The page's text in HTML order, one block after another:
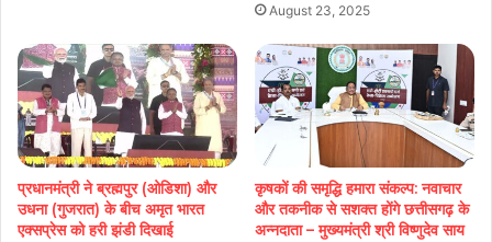
August 23, 2025
प्रधानमंत्री ने ब्रह्मपुर (ओडिशा) और
उधना (गुजरात) के बीच अमृत भारत
एक्सप्रेस को हरी झंडी दिखाई
कृषकों की समृद्धि हमारा संकल्प: नवाचार
और तकनीक से सशक्त होंगे छत्तीसगढ़ के
अन्नदाता – मुख्यमंत्री श्री विष्णुदेव साय